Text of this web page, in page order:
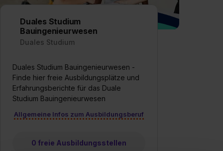
Duales Studium
Bauingenieurwesen
Duales Studium
Duales Studium Bauingenieurwesen -
Finde hier freie Ausbildungsplätze und
Erfahrungsberichte für das Duale
Studium Bauingenieurwesen
Allgemeine Infos zum Ausbildungsberuf
0 freie Ausbildungsstellen